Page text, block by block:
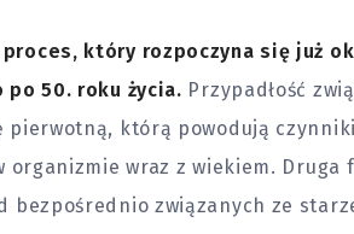
który rozpoczyna się już
50. roku życia. Przypadłość
pierwotną, którą powodują
organizmie wraz z wiekiem. Druga
bezpośrednio związanych ze